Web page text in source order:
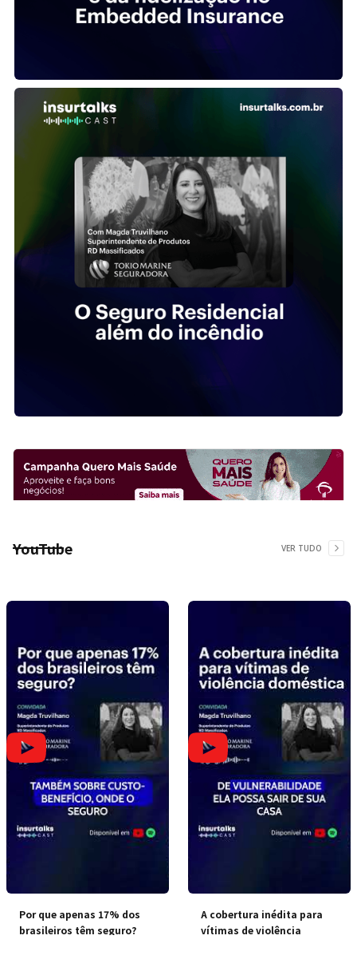
YouTube VER TUDO
Por que apenas 17% dos
brasileiros têm seguro?
A cobertura inédita para
vítimas de violência